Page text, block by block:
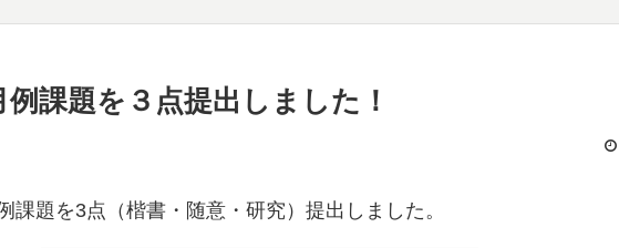
課題を３点提出しました！
課題を3点（楷書・随意・研究）提出しました。